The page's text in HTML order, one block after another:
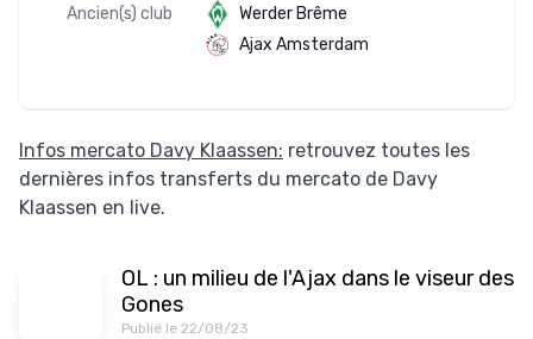
Ancien(s) club
Werder Brême
Ajax Amsterdam
Infos mercato Davy Klaassen: retrouvez toutes les
dernières infos transferts du mercato de Davy
Klaassen en live.
OL : un milieu de l'Ajax dans le viseur des
Gones
Publié le 22/08/23